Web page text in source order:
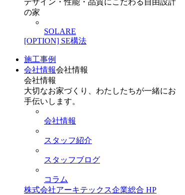
の家
SOLARE
[OPTION] SE構法
施工事例
会社情報会社情報
会社情報
大切なお家づくり、わたしたちが一緒にお
手伝いします。
会社情報
スタッフ紹介
スタッフブログ
コラム
株式会社アーキテックス企業総合 HP